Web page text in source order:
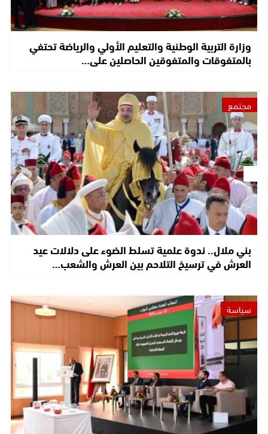
وزارة التربية الوطنية والتعليم الأولي والرياضة تحتفي
بالمتفوقات والمتفوقين الحاصلين على…
مجتمع
بني ملال.. ندوة علمية تسلط الضوء على دلالات عيد
العرش في ترسيخ التلاحم بين العرش والشعب…
سياسة